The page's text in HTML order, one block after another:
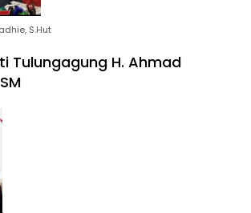
S.Hut
Tulungagung H. Ahmad